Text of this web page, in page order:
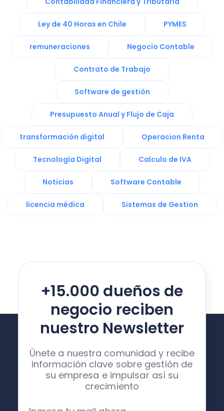
Ley de 40 Horas en Chile PYMES
remuneraciones Negocio Contable
Contrato de Trabajo
Software de gestión
Presupuesto Anual y Flujo de Caja
transformación digital Operacion Renta
Tecnología Digital Calculo de IVA
Noticias Software Contable
licencia médica Sistemas de Gestion
+15.000 dueños de
negocio reciben
nuestro Newsletter
Únete a nuestra comunidad y recibe
información clave sobre gestión de
su empresa e impulsar así su
crecimiento